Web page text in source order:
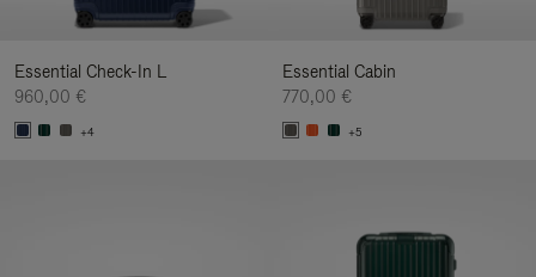
Essential Check-In L
960,00 €
+4
Essential Cabin
770,00 €
+5